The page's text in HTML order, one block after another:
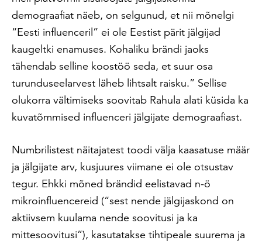
demograafiat näeb, on selgunud, et nii mõnelgi
“Eesti influenceril” ei ole Eestist pärit jälgijad
kaugeltki enamuses. Kohaliku brändi jaoks
tähendab selline koostöö seda, et suur osa
turunduseelarvest läheb lihtsalt raisku.” Sellise
olukorra vältimiseks soovitab Rahula alati küsida ka
kuvatõmmised influenceri jälgijate demograafiast.
Numbrilistest näitajatest toodi välja kaasatuse määr
ja jälgijate arv, kusjuures viimane ei ole otsustav
tegur. Ehkki mõned brändid eelistavad n-ö
mikroinfluencereid (“sest nende jälgijaskond on
aktiivsem kuulama nende soovitusi ja ka
mittesoovitusi”), kasutatakse tihtipeale suurema ja